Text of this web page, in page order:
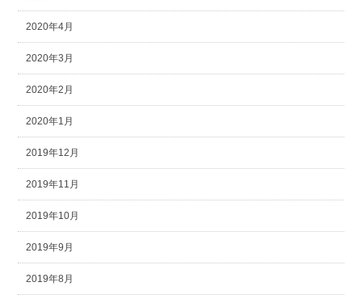
2020年4月
2020年3月
2020年2月
2020年1月
2019年12月
2019年11月
2019年10月
2019年9月
2019年8月